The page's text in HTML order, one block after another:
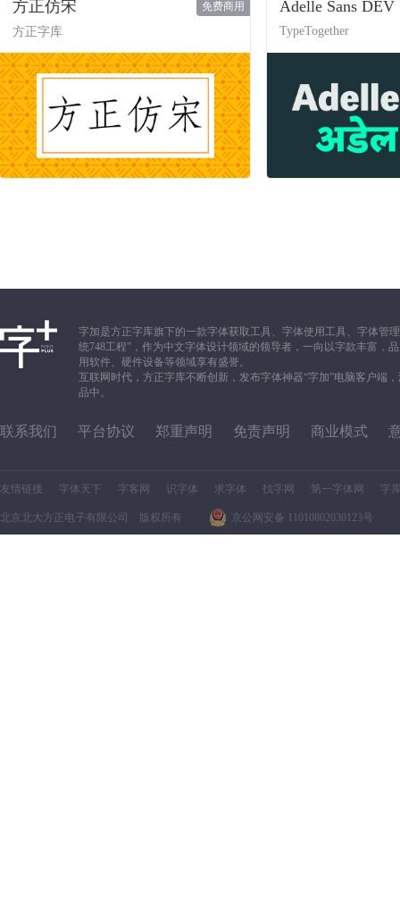
方正仿宋
方正字库
免费商用 Adelle Sans DEV
TypeTogether
字加是方正字库旗下的一款字体获取工具、字体使用工具、字体管
统748工程”，作为中文字体设计领域的领导者，一向以字款丰富，
用软件、硬件设备等领域享有盛誉。
互联网时代，方正字库不断创新，发布字体神器“字加”电脑客户端
品中。
联系我们 平台协议 郑重声明 免责声明 商业模式
友情链接 字体天下 字客网 识字体 求字体 找字网 第一字体网 字
北京北大方正电子有限公司 版权所有 京公网安备 11010802030123号